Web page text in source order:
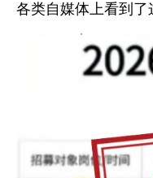
各类自媒体上看到了